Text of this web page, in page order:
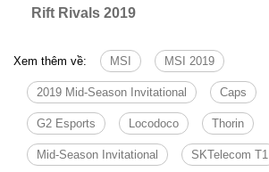
Rift Rivals 2019
Xem thêm về: MSI MSI 2019
2019 Mid-Season Invitational Caps
G2 Esports Locodoco Thorin
Mid-Season Invitational SKTelecom T1